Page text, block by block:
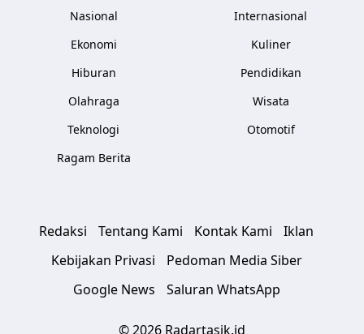
Nasional
Ekonomi
Hiburan
Olahraga
Teknologi
Ragam Berita
Internasional
Kuliner
Pendidikan
Wisata
Otomotif
Redaksi Tentang Kami Kontak Kami
Iklan
Kebijakan Privasi
Pedoman Media Siber
Google News
Saluran WhatsApp
© 2026 Radartasik.id